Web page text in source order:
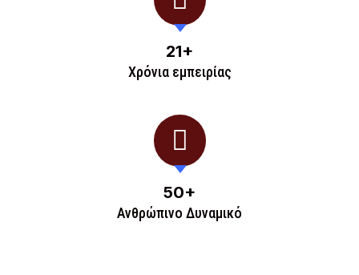
21+
Χρόνια εμπειρίας
50+
Ανθρώπινο Δυναμικό